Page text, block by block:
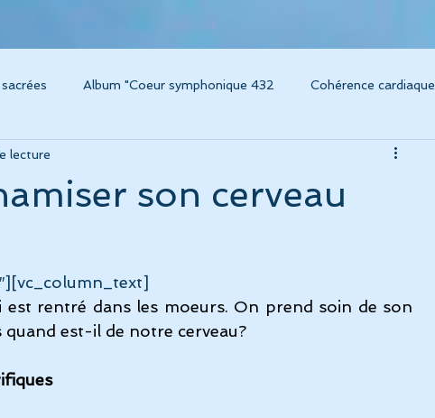
Album "Coeur symphonique 432 Cohérence cardiaque
thérapeutiques
musique Connaissance de soi Album L'Énergie s'honore !
modernes pour la santé
son cerveau
lecture
est rentré dans les moeurs. On prend soin de son
est-il de notre cerveau?